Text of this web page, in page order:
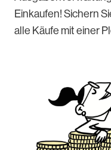
Einkaufen! Sichern
alle Käufe mit einer